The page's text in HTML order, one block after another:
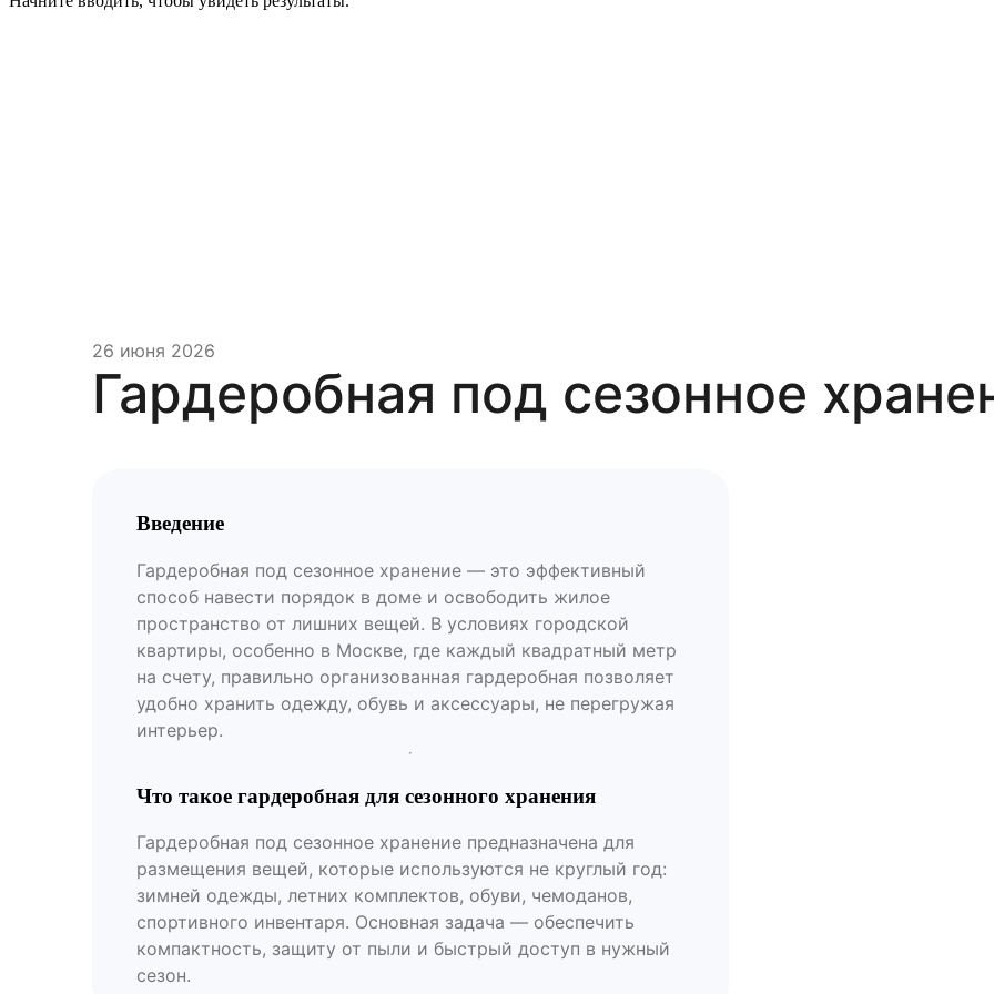
26 июня 2026
Гардеробная под сезонное
Введение
Гардеробная под сезонное хранение — это эффективный
способ навести порядок в доме и освободить жилое
пространство от лишних вещей. В условиях городской
квартиры, особенно в Москве, где каждый квадратный метр
на счету, правильно организованная гардеробная позволяет
удобно хранить одежду, обувь и аксессуары, не перегружая
интерьер.
Что такое гардеробная для сезонного хранения
Гардеробная под сезонное хранение предназначена для
размещения вещей, которые используются не круглый год:
зимней одежды, летних комплектов, обуви, чемоданов,
спортивного инвентаря. Основная задача — обеспечить
компактность, защиту от пыли и быстрый доступ в нужный
сезон.